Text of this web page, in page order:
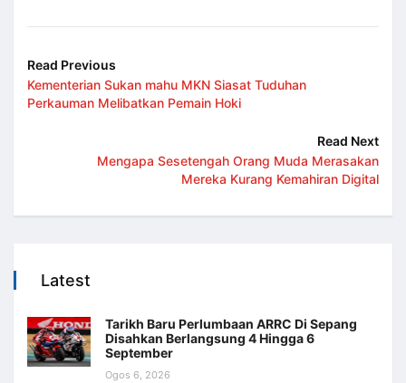
Read Previous
Kementerian Sukan mahu MKN Siasat Tuduhan
Perkauman Melibatkan Pemain Hoki
Read Next
Mengapa Sesetengah Orang Muda Merasakan
Mereka Kurang Kemahiran Digital
Latest
Tarikh Baru Perlumbaan ARRC Di Sepang
Disahkan Berlangsung 4 Hingga 6
September
Ogos 6, 2026